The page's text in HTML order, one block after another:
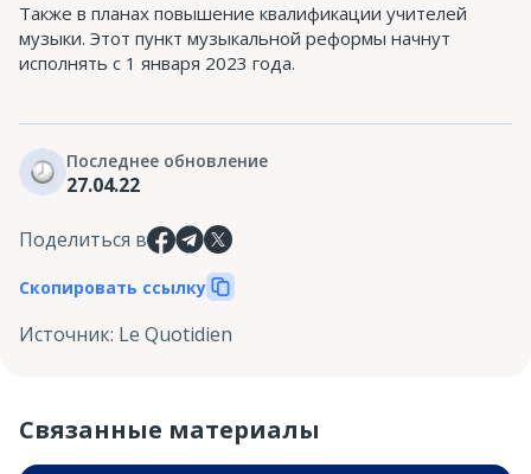
Также в планах повышение квалификации учителей
музыки. Этот пункт музыкальной реформы начнут
исполнять с 1 января 2023 года.
Последнее обновление
27.04.22
Поделиться в
Скопировать ссылку
Источник: Le Quotidien
Связанные материалы